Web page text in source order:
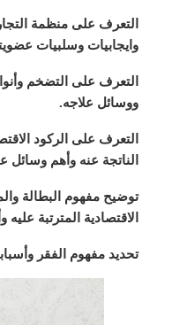
التعرف على منظمة
وايجابيات وسلبيات
التعرف على التضخم
ووسائل علاجه.
التعرف على الركود
الناتجة عنه وأهم وسائل
توضيح مفهوم البطالة
الاقتصادية المترتبة
تحديد مفهوم الفقر